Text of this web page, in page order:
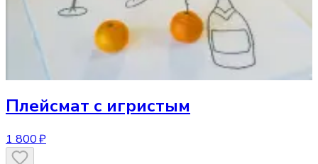
Плейсмат с игристым
1 800 ₽